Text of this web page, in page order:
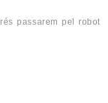
passarem pel robot